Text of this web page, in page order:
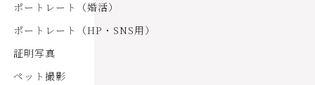
ポートレート（婚活）
ポートレート（HP・SNS用）
証明写真
ペット撮影